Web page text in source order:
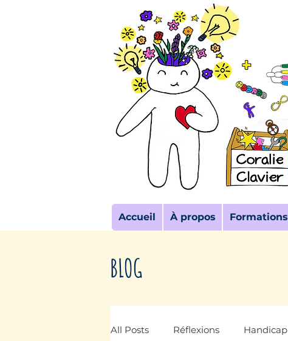
Accueil À propos Formations
BLOG
All Posts Réflexions Handicap